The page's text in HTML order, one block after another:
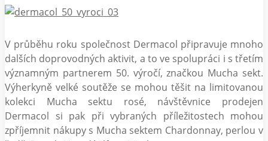
V průběhu roku společnost Dermacol připravuje mnoho
dalších doprovodných aktivit, a to ve spolupráci i s třetím
významným partnerem 50. výročí, značkou Mucha sekt.
Výherkyně velké soutěže se mohou těšit na limitovanou
kolekci Mucha sektu rosé, návštěvnice prodejen
Dermacol si pak při vybraných příležitostech mohou
zpříjemnit nákupy s Mucha sektem Chardonnay, perlou v